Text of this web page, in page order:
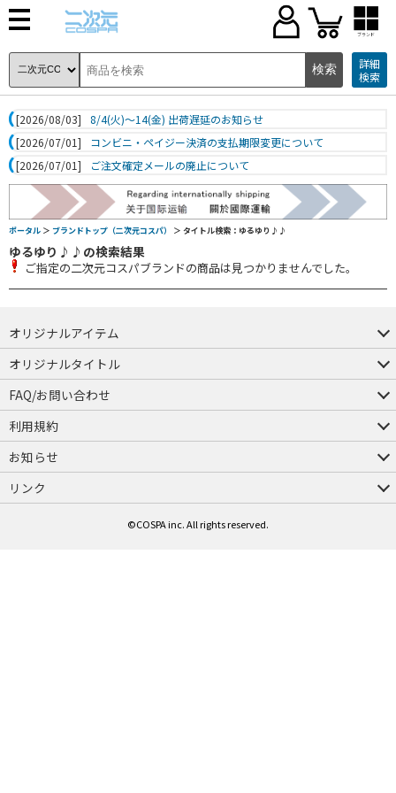
ブランド
詳細
検索
[2026/08/03]
8/4(火)～14(金) 出荷遅延のお知らせ
[2026/07/01]
コンビニ・ペイジー決済の支払期限変更について
[2026/07/01]
ご注文確定メールの廃止について
ポータル ＞ ブランドトップ（二次元コスパ） ＞ タイトル検索：ゆるゆり♪♪
ゆるゆり♪♪の検索結果
ご指定の二次元コスパブランドの商品は見つかりませんでした。
オリジナルアイテム
つままれ
つかまれ
ピョコッテ
オリジナルタイトル
アイテムヤ
ミスカトニック大學購買部
FAQ/お問い合わせ
FAQ
お問い合わせ
利用規約
会員規約・ポイント規約
特定商取引法に関する表示
プライバシーポリシー
お知らせ
店舗情報
採用情報
発売日変更のお知らせ
販売代理店・取扱店募集
海外のご案内（English）
リンク
©COSPA inc. All rights reserved.